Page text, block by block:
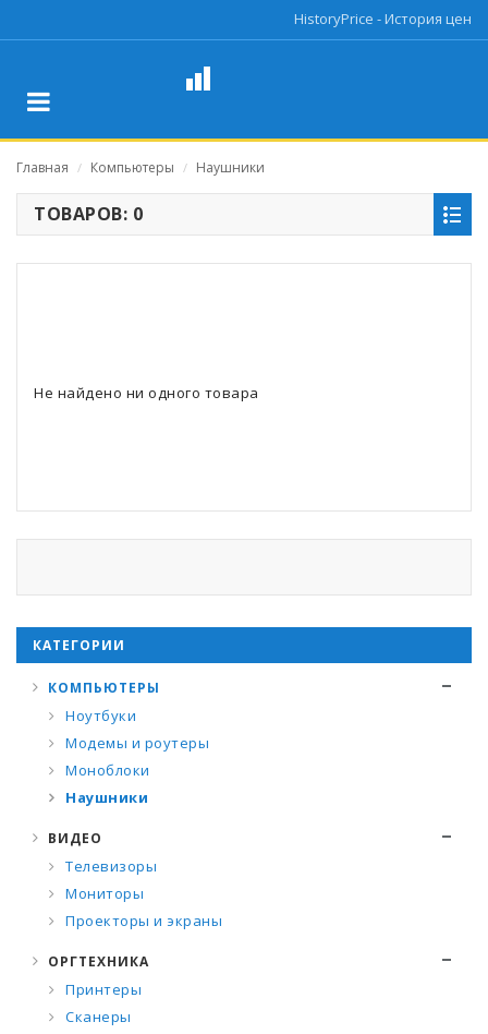
HistoryPrice - История цен
Главная / Компьютеры / Наушники
ТОВАРОВ: 0
Не найдено ни одного товара
КАТЕГОРИИ
КОМПЬЮТЕРЫ
Ноутбуки
Модемы и роутеры
Моноблоки
Наушники
ВИДЕО
Телевизоры
Мониторы
Проекторы и экраны
ОРГТЕХНИКА
Принтеры
Сканеры